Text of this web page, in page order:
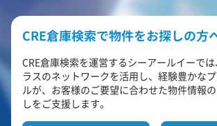
CRE倉庫検索で物件をお探しの方
CRE倉庫検索を運営するシーアールイーで
ラスのネットワークを活用し、経験豊かな
ルが、お客様のご要望に合わせた物件情報
しをご支援します。